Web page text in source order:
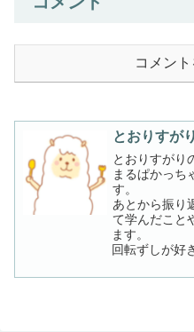
コメン
とおりすが
とおりすがり
まるぱかっち
す。
あとから振り
て学んだこと
ます。
回転ずしが好